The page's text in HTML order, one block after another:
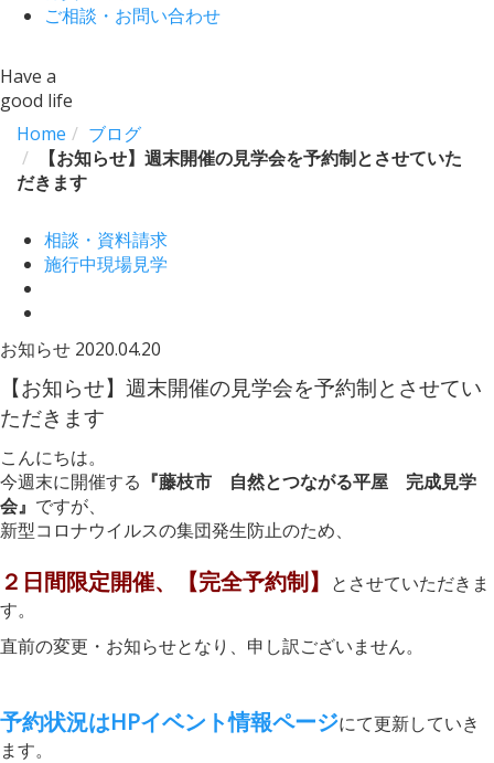
ご相談・お問い合わせ
Have a
good life
Home
ブログ
【お知らせ】週末開催の見学会を予約制とさせていた
だきます
相談・資料請求
施行中現場見学
お知らせ 2020.04.20
【お知らせ】週末開催の見学会を予約制とさせてい
ただきます
こんにちは。
今週末に開催する 『藤枝市 自然とつながる平屋 完成見学
会』 ですが、
新型コロナウイルスの集団発生防止のため、
２日間限定開催、【完全予約制】 とさせていただきま
す。
直前の変更・お知らせとなり、申し訳ございません。
予約状況はHPイベント情報ページにて更新していき
ます。